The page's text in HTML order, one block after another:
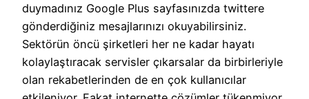
duymadınız Google Plus sayfasınızda twittere
gönderdiğiniz mesajlarınızı okuyabilirsiniz.
Sektörün öncü şirketleri her ne kadar hayatı
kolaylaştıracak servisler çıkarsalar da birbirleriyle
olan rekabetlerinden de en çok kullanıcılar